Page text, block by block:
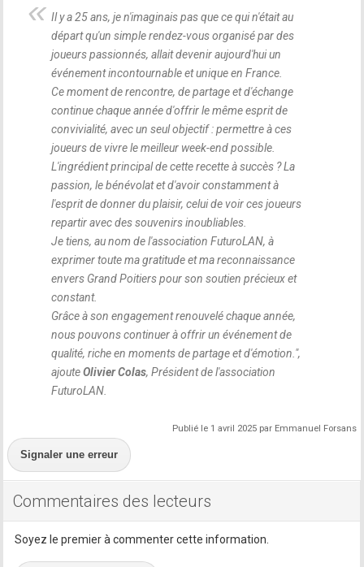
Il y a 25 ans, je n'imaginais pas que ce qui n'était au
départ qu'un simple rendez-vous organisé par des
joueurs passionnés, allait devenir aujourd'hui un
événement incontournable et unique en France.
Ce moment de rencontre, de partage et d'échange
continue chaque année d'offrir le même esprit de
convivialité, avec un seul objectif : permettre à ces
joueurs de vivre le meilleur week-end possible.
L'ingrédient principal de cette recette à succès ? La
passion, le bénévolat et d'avoir constamment à
l'esprit de donner du plaisir, celui de voir ces joueurs
repartir avec des souvenirs inoubliables.
Je tiens, au nom de l'association FuturoLAN, à
exprimer toute ma gratitude et ma reconnaissance
envers Grand Poitiers pour son soutien précieux et
constant.
Grâce à son engagement renouvelé chaque année,
nous pouvons continuer à offrir un événement de
qualité, riche en moments de partage et d'émotion. ",
ajouteOlivier Colas, Président de l'association
FuturoLAN.
Publié le 1 avril 2025 par Emmanuel Forsans
Signaler une erreur
Commentaires des lecteurs
Soyez le premier à commenter cette information.